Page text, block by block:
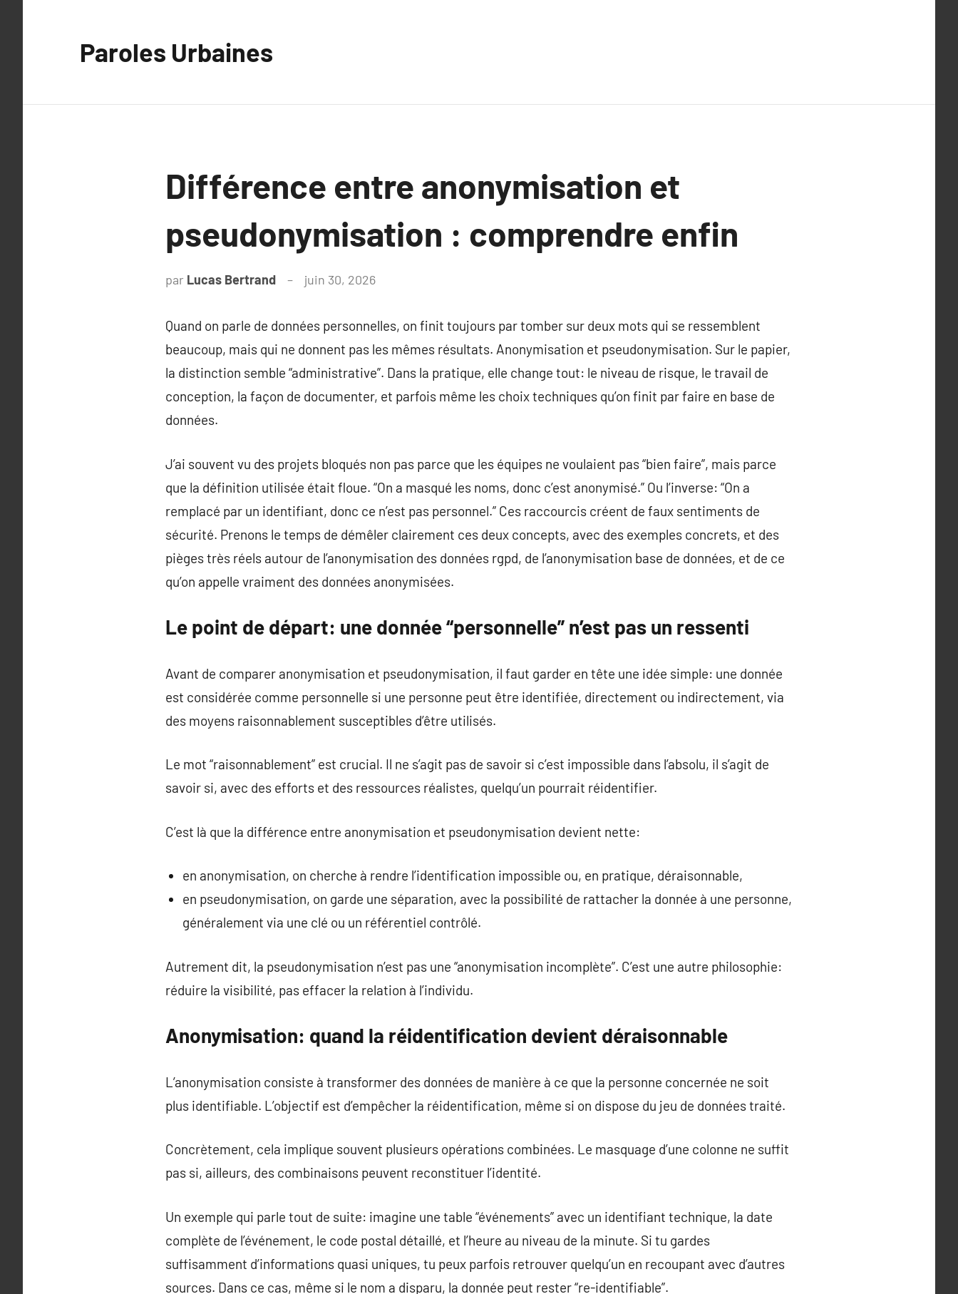
Paroles Urbaines
Différence entre anonymisation et
pseudonymisation : comprendre enfin
par Lucas Bertrand juin 30, 2026
Quand on parle de données personnelles, on finit toujours par tomber sur deux mots qui se ressemblent
beaucoup, mais qui ne donnent pas les mêmes résultats. Anonymisation et pseudonymisation. Sur le papier,
la distinction semble “administrative”. Dans la pratique, elle change tout: le niveau de risque, le travail de
conception, la façon de documenter, et parfois même les choix techniques qu’on finit par faire en base de
données.
J’ai souvent vu des projets bloqués non pas parce que les équipes ne voulaient pas “bien faire”, mais parce
que la définition utilisée était floue. “On a masqué les noms, donc c’est anonymisé.” Ou l’inverse: “On a
remplacé par un identifiant, donc ce n’est pas personnel.” Ces raccourcis créent de faux sentiments de
sécurité. Prenons le temps de démêler clairement ces deux concepts, avec des exemples concrets, et des
pièges très réels autour de l’anonymisation des données rgpd, de l’anonymisation base de données, et de ce
qu’on appelle vraiment des données anonymisées.
Le point de départ: une donnée “personnelle” n’est pas un ressenti
Avant de comparer anonymisation et pseudonymisation, il faut garder en tête une idée simple: une donnée
est considérée comme personnelle si une personne peut être identifiée, directement ou indirectement, via
des moyens raisonnablement susceptibles d’être utilisés.
Le mot “raisonnablement” est crucial. Il ne s’agit pas de savoir si c’est impossible dans l’absolu, il s’agit de
savoir si, avec des efforts et des ressources réalistes, quelqu’un pourrait réidentifier.
C’est là que la différence entre anonymisation et pseudonymisation devient nette:
en anonymisation, on cherche à rendre l’identification impossible ou, en pratique, déraisonnable,
en pseudonymisation, on garde une séparation, avec la possibilité de rattacher la donnée à une personne,
généralement via une clé ou un référentiel contrôlé.
Autrement dit, la pseudonymisation n’est pas une “anonymisation incomplète”. C’est une autre philosophie:
réduire la visibilité, pas effacer la relation à l’individu.
Anonymisation: quand la réidentification devient déraisonnable
L’anonymisation consiste à transformer des données de manière à ce que la personne concernée ne soit
plus identifiable. L’objectif est d’empêcher la réidentification, même si on dispose du jeu de données traité.
Concrètement, cela implique souvent plusieurs opérations combinées. Le masquage d’une colonne ne suffit
pas si, ailleurs, des combinaisons peuvent reconstituer l’identité.
Un exemple qui parle tout de suite: imagine une table “événements” avec un identifiant technique, la date
complète de l’événement, le code postal détaillé, et l’heure au niveau de la minute. Si tu gardes
suffisamment d’informations quasi uniques, tu peux parfois retrouver quelqu’un en recoupant avec d’autres
sources. Dans ce cas, même si le nom a disparu, la donnée peut rester “re-identifiable”.